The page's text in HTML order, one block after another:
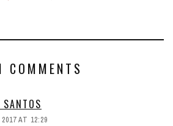
COMMENTS
SANTOS
AT 12:29